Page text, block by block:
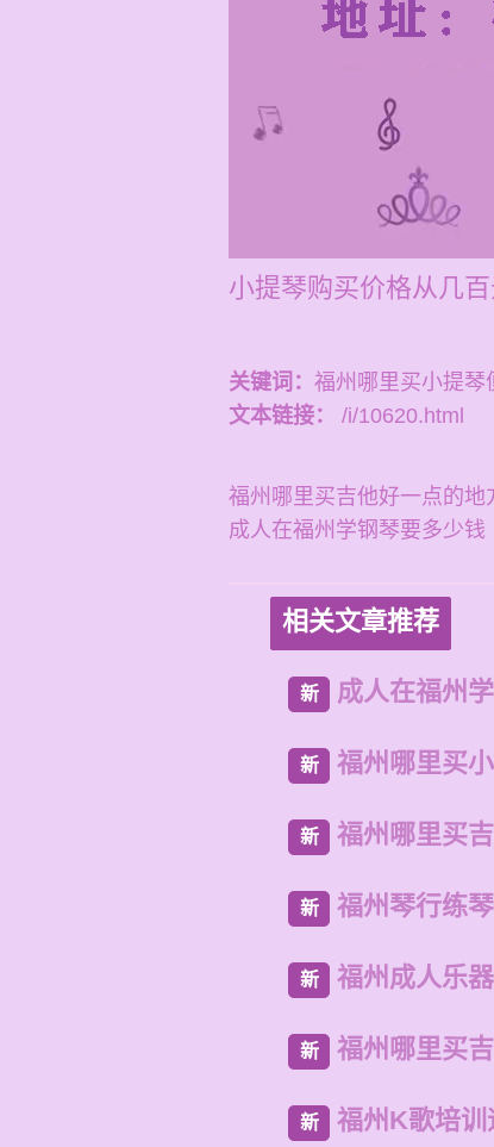
小提琴购买价格从几
关键词： 福州哪里买小提琴
文本链接：
/i/10620.html
福州哪里买吉他好一点的地
成人在福州学钢琴要多少钱
相关文章推荐
新 成人在福州
新 福州哪里买
新 福州哪里买
新 福州琴行练
新 福州成人乐
新 福州哪里买
新 福州K歌培